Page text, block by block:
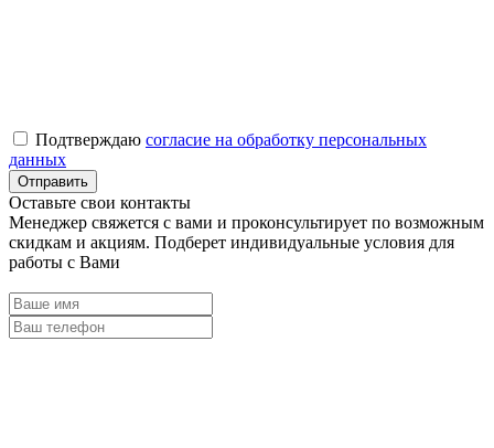
Подтверждаю согласие на обработку персональных
данных
Оставьте свои контакты
Менеджер свяжется с вами и проконсультирует по возможным
скидкам и акциям. Подберет индивидуальные условия для
работы с Вами